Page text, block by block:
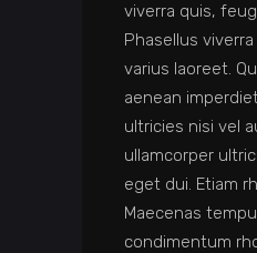
viverra quis,
Phasellus
varius laoreet.
aenean
ultricies nisi vel
ullamcorper
eget dui. Etiam
Maecenas
condimentum